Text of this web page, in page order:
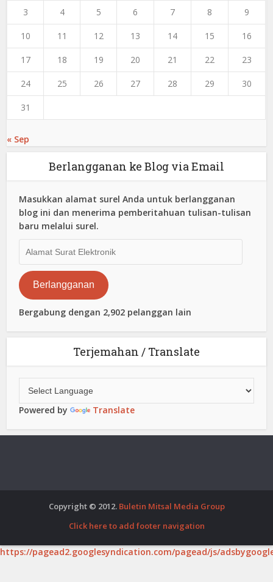
3 4 5 6 7 8 9
10 11 12 13 14 15 16
17 18 19 20 21 22 23
24 25 26 27 28 29 30
31
« Sep
Berlangganan ke Blog via Email
Masukkan alamat surel Anda untuk berlangganan
blog ini dan menerima pemberitahuan tulisan-tulisan
baru melalui surel.
Surat
Elektronik
Berlangganan
Bergabung dengan 2,902 pelanggan lain
Terjemahan / Translate
Powered by Translate
Copyright © 2012. Buletin Mitsal Media Group
Click here to add footer navigation
https://pagead2.googlesyndication.com/pagead/js/